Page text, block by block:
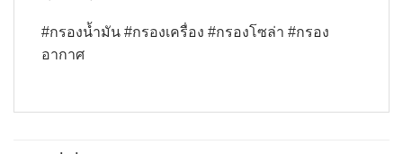
#กรองน้ำมัน #กรองเครื่อง #กรองโซล่า #กรอง
อากาศ